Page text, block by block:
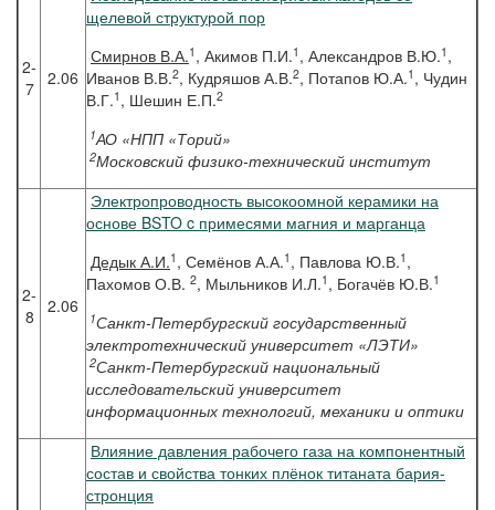
2-
7
2.06
щелевой структурой пор
Смирнов В.А.1 , Акимов П.И.1 , Александров В.Ю.1 ,
Иванов В.В.2, Кудряшов А.В.2, Потапов Ю.А.1 , Чудин
В.Г.1 , Шешин Е.П.2
1АО «НПП «Торий»
2Московский физико-технический институт
2-
8
2.06
Электропроводность высокоомной керамики на
основе BSTO c примесями магния и марганца
Дедык А.И.1 , Семёнов А.А.1 , Павлова Ю.В.1 ,
Пахомов О.В. 2, Мыльников И.Л.1 , Богачёв Ю.В.1
1Санкт-Петербургский государственный
электротехнический университет «ЛЭТИ»
2Санкт-Петербургский национальный
исследовательский университет
информационных технологий, механики и оптики
Влияние давления рабочего газа на компонентный
состав и свойства тонких плёнок титаната бария-
стронция